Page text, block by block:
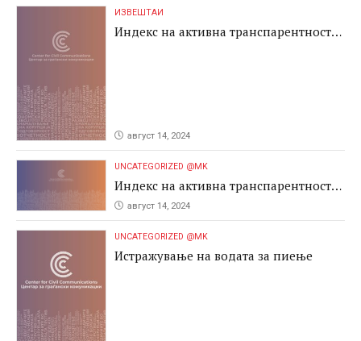
ИЗВЕШТАИ
Индекс на активна транспарентност
август 14, 2024
UNCATEGORIZED @MK
Индекс на активна транспарентност
2024август 14, 2024
UNCATEGORIZED @MK
Истражување на водата за пиење